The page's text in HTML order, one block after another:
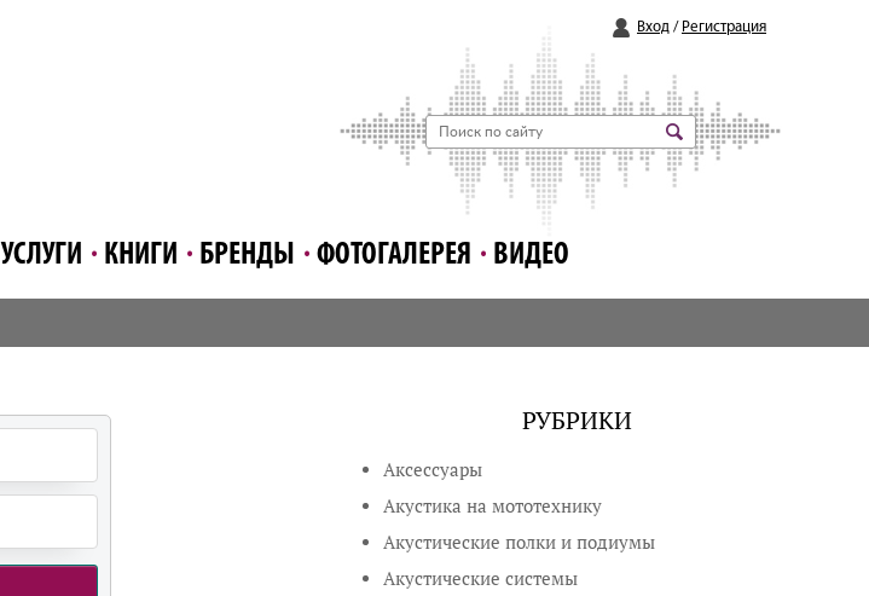
Вход / Регистрация
УСЛУГИ КНИГИ БРЕНДЫ ФОТОГАЛЕРЕЯ ВИДЕО
РУБРИКИ
Аксессуары
Акустика на мототехнику
Акустические полки и подиумы
Акустические системы